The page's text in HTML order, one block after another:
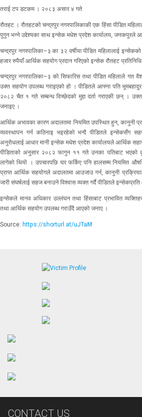
तराई टप डटकम । २०८३ असार ४ गते
रौतहट । रौतहटको चन्द्रपुर नगरपालिकाकी एक हिंसा पीडित
पुगुन भन्ने उद्देश्यका साथ इन्सेक मधेश प्रदेश कार्यालय, जनकपुरले
चन्द्रपुर नगरपालिका–३ का ३२ वर्षीया पीडित महिलालाई
हजार रुपैयाँ आर्थिक सहयोग प्रदान गरिएको इन्सेक रौतहट प्रतिनिधि
चन्द्रपुर नगरपालिका–३ को सिफारिस तथा पीडित महिलाले गत
उक्त सहयोग उपलब्ध गराइएको हो । पीडितले आफ्ना पति भूमबहादुर
२०८२ चैत १ गते सम्बन्ध विच्छेदको मुद्दा दर्ता गराएकी छन् । उक्त
जनाइए ।
आर्थिक अभावका कारण अदालतमा नियमित उपस्थित हुन, कानुनी
व्यवस्थापन गर्न कठिनाइ भइरहेको भन्दै पीडितले इन्सेकसँग
अनुरोधलाई आधार मानी इन्सेक मधेश प्रदेश कार्यालयले आर्थिक
पीडिताको अनुसार २०८२ फागुन ११ गते उनका पतिबाट भएको
लागेको थियो । उपचारपछि घर फर्किए पनि हालसम्म नियमित
प्राप्त आर्थिक सहयोगले अदालतमा आउजाउ गर्न, कानुनी
जारी संघर्षलाई सहज बनाउने विश्वास व्यक्त गर्दै पीडितले
इन्सेकले मानव अधिकार उल्लंघन तथा हिंसाबाट प्रभावित
तथा आर्थिक सहयोग उपलब्ध गराउँदै आएको जनाए ।
Source: https://shorturl.at/uJTaM
CONTACT US